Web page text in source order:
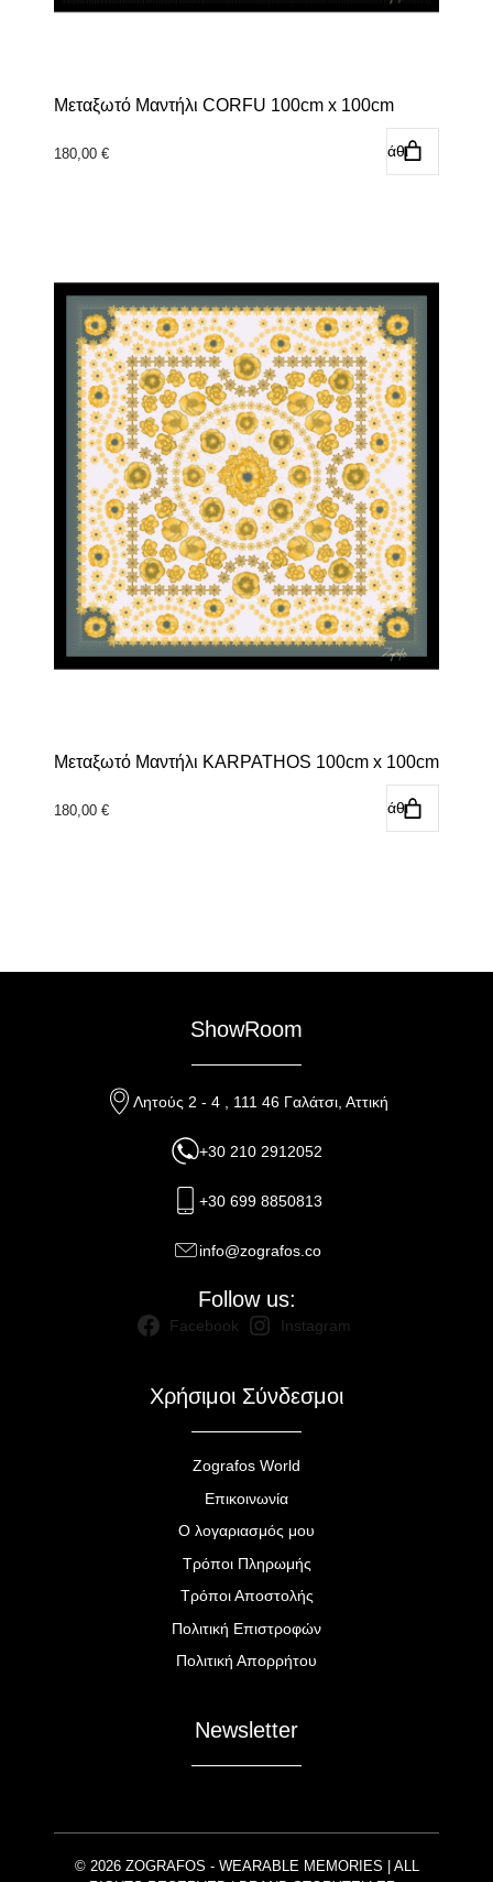
Μεταξωτό Μαντήλι CORFU 100cm x 100cm
180,00 € Προσθήκη στο καλάθι
Μεταξωτό Μαντήλι KARPATHOS 100cm x 100cm
180,00 € Προσθήκη στο καλάθι
ShowRoom
Λητούς 2 - 4 , 111 46 Γαλάτσι, Αττική
+30 210 2912052
+30 699 8850813
info@zografos.co
Follow us:
Facebook Instagram
Χρήσιμοι Σύνδεσμοι
Zografos World
Επικοινωνία
Ο λογαριασμός μου
Τρόποι Πληρωμής
Τρόποι Αποστολής
Πολιτική Επιστροφών
Πολιτική Απορρήτου
Newsletter
© 2026 ZOGRAFOS - WEARABLE MEMORIES | ALL